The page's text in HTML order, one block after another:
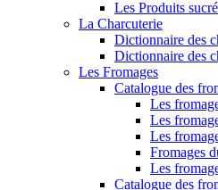
Les Produits
La Charcuterie
Dictionnaire des
Dictionnaire des
Les Fromages
Catalogue des
Les
Les
Les
Fromages
Les
Catalogue des